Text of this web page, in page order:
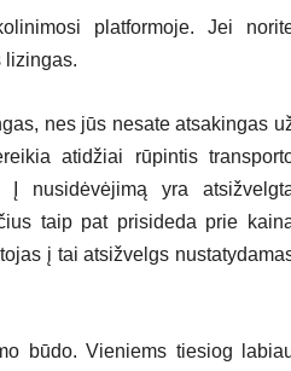
platformoje. Jei
lizingas.
nes jūs nesate atsakingas
atidžiai rūpintis
nusidėvėjimą yra
taip pat prisideda prie
į tai atsižvelgs
būdo. Vieniems tiesiog